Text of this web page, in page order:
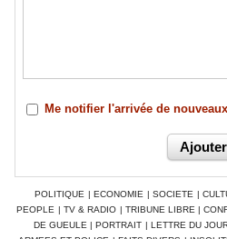
Me notifier l'arrivée de
POLITIQUE | ECONOMIE | SOCIETE |
PEOPLE | TV & RADIO | TRIBUNE LIBRE |
DE GUEULE | PORTRAIT | LETTRE DU